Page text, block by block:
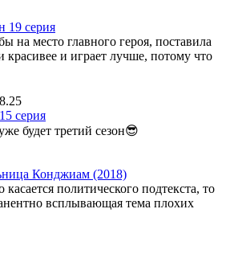
19 серия
на место главного героя, поставила
красивее и играет лучше, потому что
серия
будет третий сезон😎
Конджиам (2018)
политического подтекста, то
всплывающая тема плохих